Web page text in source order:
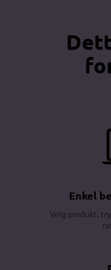
Enkel
Velg produkt,